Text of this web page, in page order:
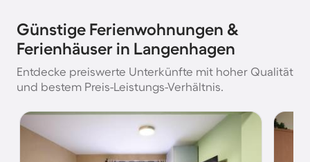
Günstige Ferienwohnungen &
Ferienhäuser in Langenhagen
Entdecke preiswerte Unterkünfte mit hoher Qualität
und bestem Preis-Leistungs-Verhältnis.